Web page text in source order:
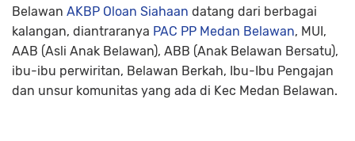
Belawan AKBP Oloan Siahaan datang dari berbagai
kalangan, diantraranya PAC PP Medan Belawan, MUI,
AAB (Asli Anak Belawan), ABB (Anak Belawan Bersatu),
ibu-ibu perwiritan, Belawan Berkah, Ibu-Ibu Pengajan
dan unsur komunitas yang ada di Kec Medan Belawan.